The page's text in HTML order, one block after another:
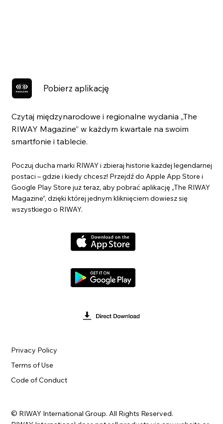
Pobierz aplikację
Czytaj międzynarodowe i regionalne wydania „The
RIWAY Magazine” w każdym kwartale na swoim
smartfonie i tablecie.
Poczuj ducha marki RIWAY i zbieraj historie każdej legendarnej
postaci – gdzie i kiedy chcesz! Przejdź do Apple App Store i
Google Play Store już teraz, aby pobrać aplikację „The RIWAY
Magazine”, dzięki której jednym kliknięciem dowiesz się
wszystkiego o RIWAY.
Terms of Use
Privacy Policy
Code of Conduct
© RIWAY International Group. All Rights Reserved.